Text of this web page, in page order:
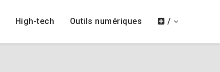
High-tech Outils numériques /